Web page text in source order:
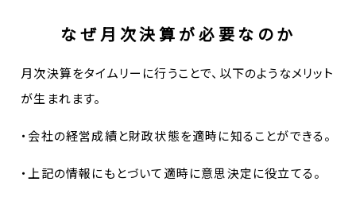
なぜ月次決算が必要なのか
月次決算をタイムリーに行うことで、以下のようなメリット
が生まれます。
・会社の経営成績と財政状態を適時に知ることができる。
・上記の情報にもとづいて適時に意思決定に役立てる。